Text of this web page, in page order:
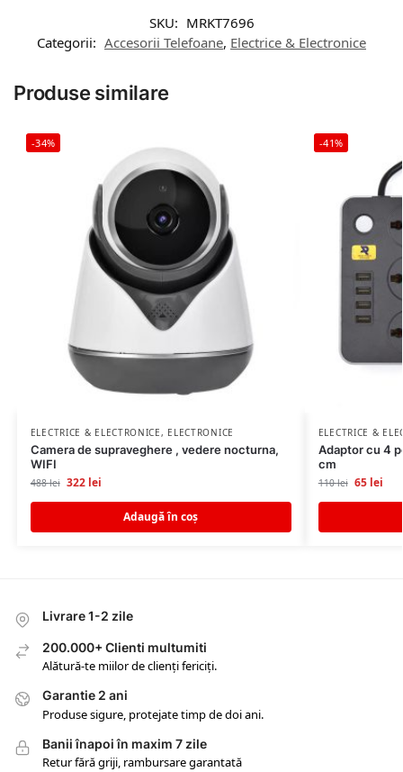
SKU: MRKT7696
Categorii: Accesorii Telefoane, Electrice & Electronice
Produse similare
-34%
ELECTRICE & ELECTRONICE, ELECTRONICE
Camera de supraveghere , vedere nocturna,
WIFI
488lei 322 lei
Adaugă în coș
-41%
ELECTRICE &
Adaptor cu 4
cm
110lei 65 lei
Livrare 1-2 zile
200.000+ Clienti multumiti
Alătură-te miilor de clienți fericiți.
Garantie 2 ani
Produse sigure, protejate timp de doi ani.
Banii înapoi în maxim 7 zile
Retur fără griji, rambursare garantată